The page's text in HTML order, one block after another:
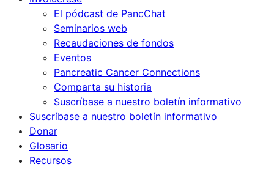
El pódcast de PancChat
Seminarios web
Recaudaciones de fondos
Eventos
Pancreatic Cancer Connections
Comparta su historia
Suscríbase a nuestro boletín informativo
Suscríbase a nuestro boletín informativo
Donar
Glosario
Recursos